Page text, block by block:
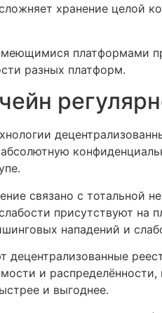
хранение целой
платформами
разных платформ.
связано с тотальной
присутствуют на
нападений и
децентрализованные
и
и выгоднее.